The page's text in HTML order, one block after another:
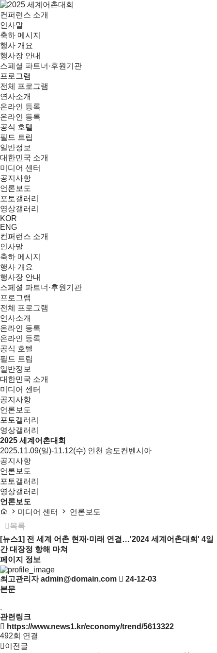
컨퍼런스 소개
인사말
축하 메시지
행사 개요
행사장 안내
스페셜 파트너·후원기관
프로그램
전체 프로그램
연사소개
온라인 등록
온라인 등록
공식 호텔
필드 트립
일반정보
대한민국 소개
미디어 센터
공지사항
언론보도
포토갤러리
영상갤러리
KOR
ENG
컨퍼런스 소개
인사말
축하 메시지
행사 개요
행사장 안내
스페셜 파트너·후원기관
프로그램
전체 프로그램
연사소개
온라인 등록
온라인 등록
공식 호텔
필드 트립
일반정보
대한민국 소개
미디어 센터
공지사항
언론보도
포토갤러리
영상갤러리
2025 세계어촌대회
2025.11.09(일)-11.12(수) 인천 송도컨벤시아
공지사항
언론보도
포토갤러리
영상갤러리
언론보도
미디어 센터
언론보도
목록
[뉴스1] 전 세계 어촌 현재·미래 연결…'2024 세계어촌대회' 4일
간 대장정 항해 마쳐
페이지 정보
최고관리자 admin@domain.com
24-12-03
본문
.
관련링크
https://www.news1.kr/economy/trend/5613322
492회 연결
이전글